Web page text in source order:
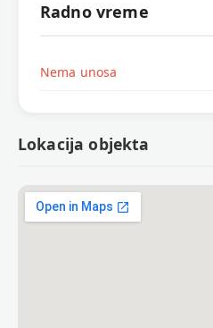
Radno vreme
Nema unosa
Lokacija objekta